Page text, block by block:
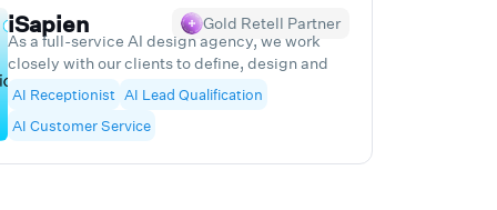
Sentrovo, we combine innovation with practical
the way businesses work and
iSapien
Gold Retell Partner
As a full-service AI design agency, we work
closely with our clients to define, design and
develop transformative user experiences
across all platforms and brand touchpoints.
AI Receptionist AI Lead Qualification
AI Customer Service